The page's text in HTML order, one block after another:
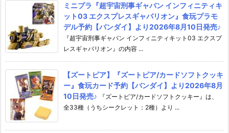
ミニプラ『超宇宙刑事ギャバン インフィニティキ
ット03 エクスプレスギャバリオン』食玩プラモ
デル予約【バンダイ】より2026年8月10日発売♪
『超宇宙刑事ギャバン インフィニティキット03 エクスプ
レスギャバリオン』の内容 ...
【ズートピア】『ズートピア/カードソフトクッキ
ー』食玩カード予約【バンダイ】より2026年8月
10日発売♪
『ズートピア/カードソフトクッキー』は、
全33種（うちシークレット：2種）より ...